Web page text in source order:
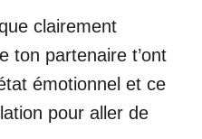
clairement
ton partenaire t’ont
émotionnel et ce
pour aller de